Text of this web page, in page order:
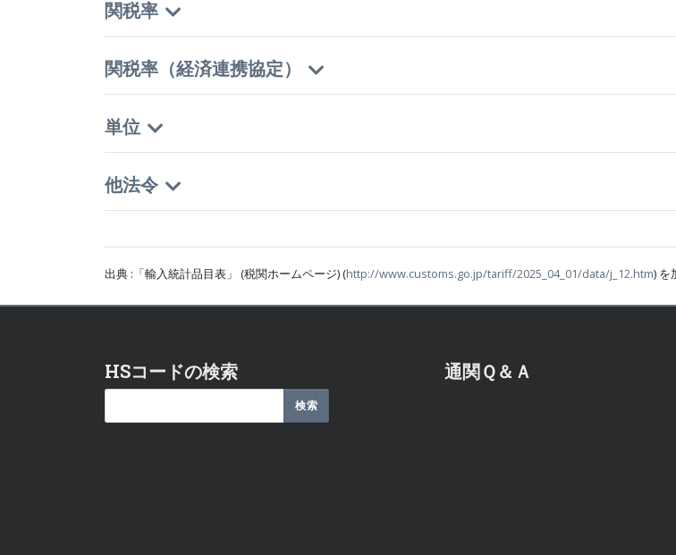
関税率
関税率（経済連携協定）
単位
他法令
出典 :「輸入統計品目表」 (税関ホームページ) (http://www.customs.go.jp/tariff/2025_04_01/data/j_12.htm) を
HSコードの検索 通関Ｑ＆Ａ